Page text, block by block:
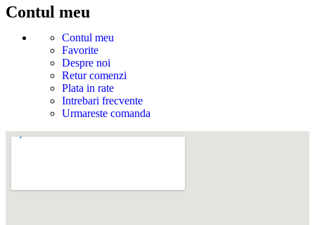
Contul meu
Contul meu
Favorite
Despre noi
Retur comenzi
Plata in rate
Intrebari frecvente
Urmareste comanda